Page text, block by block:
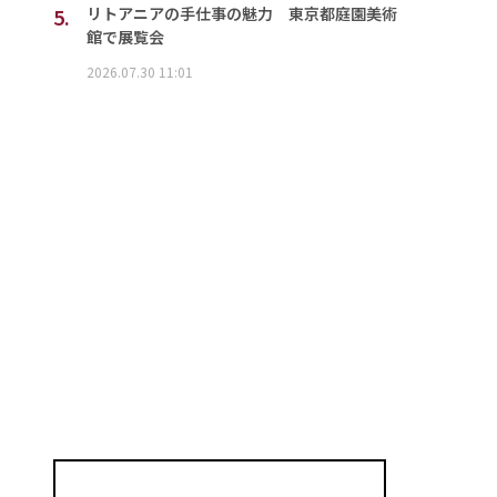
5.
リトアニアの手仕事の魅力 東京都庭園美術
館で展覧会
2026.07.30 11:01